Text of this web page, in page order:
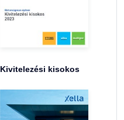
Kivitelezési kisokos